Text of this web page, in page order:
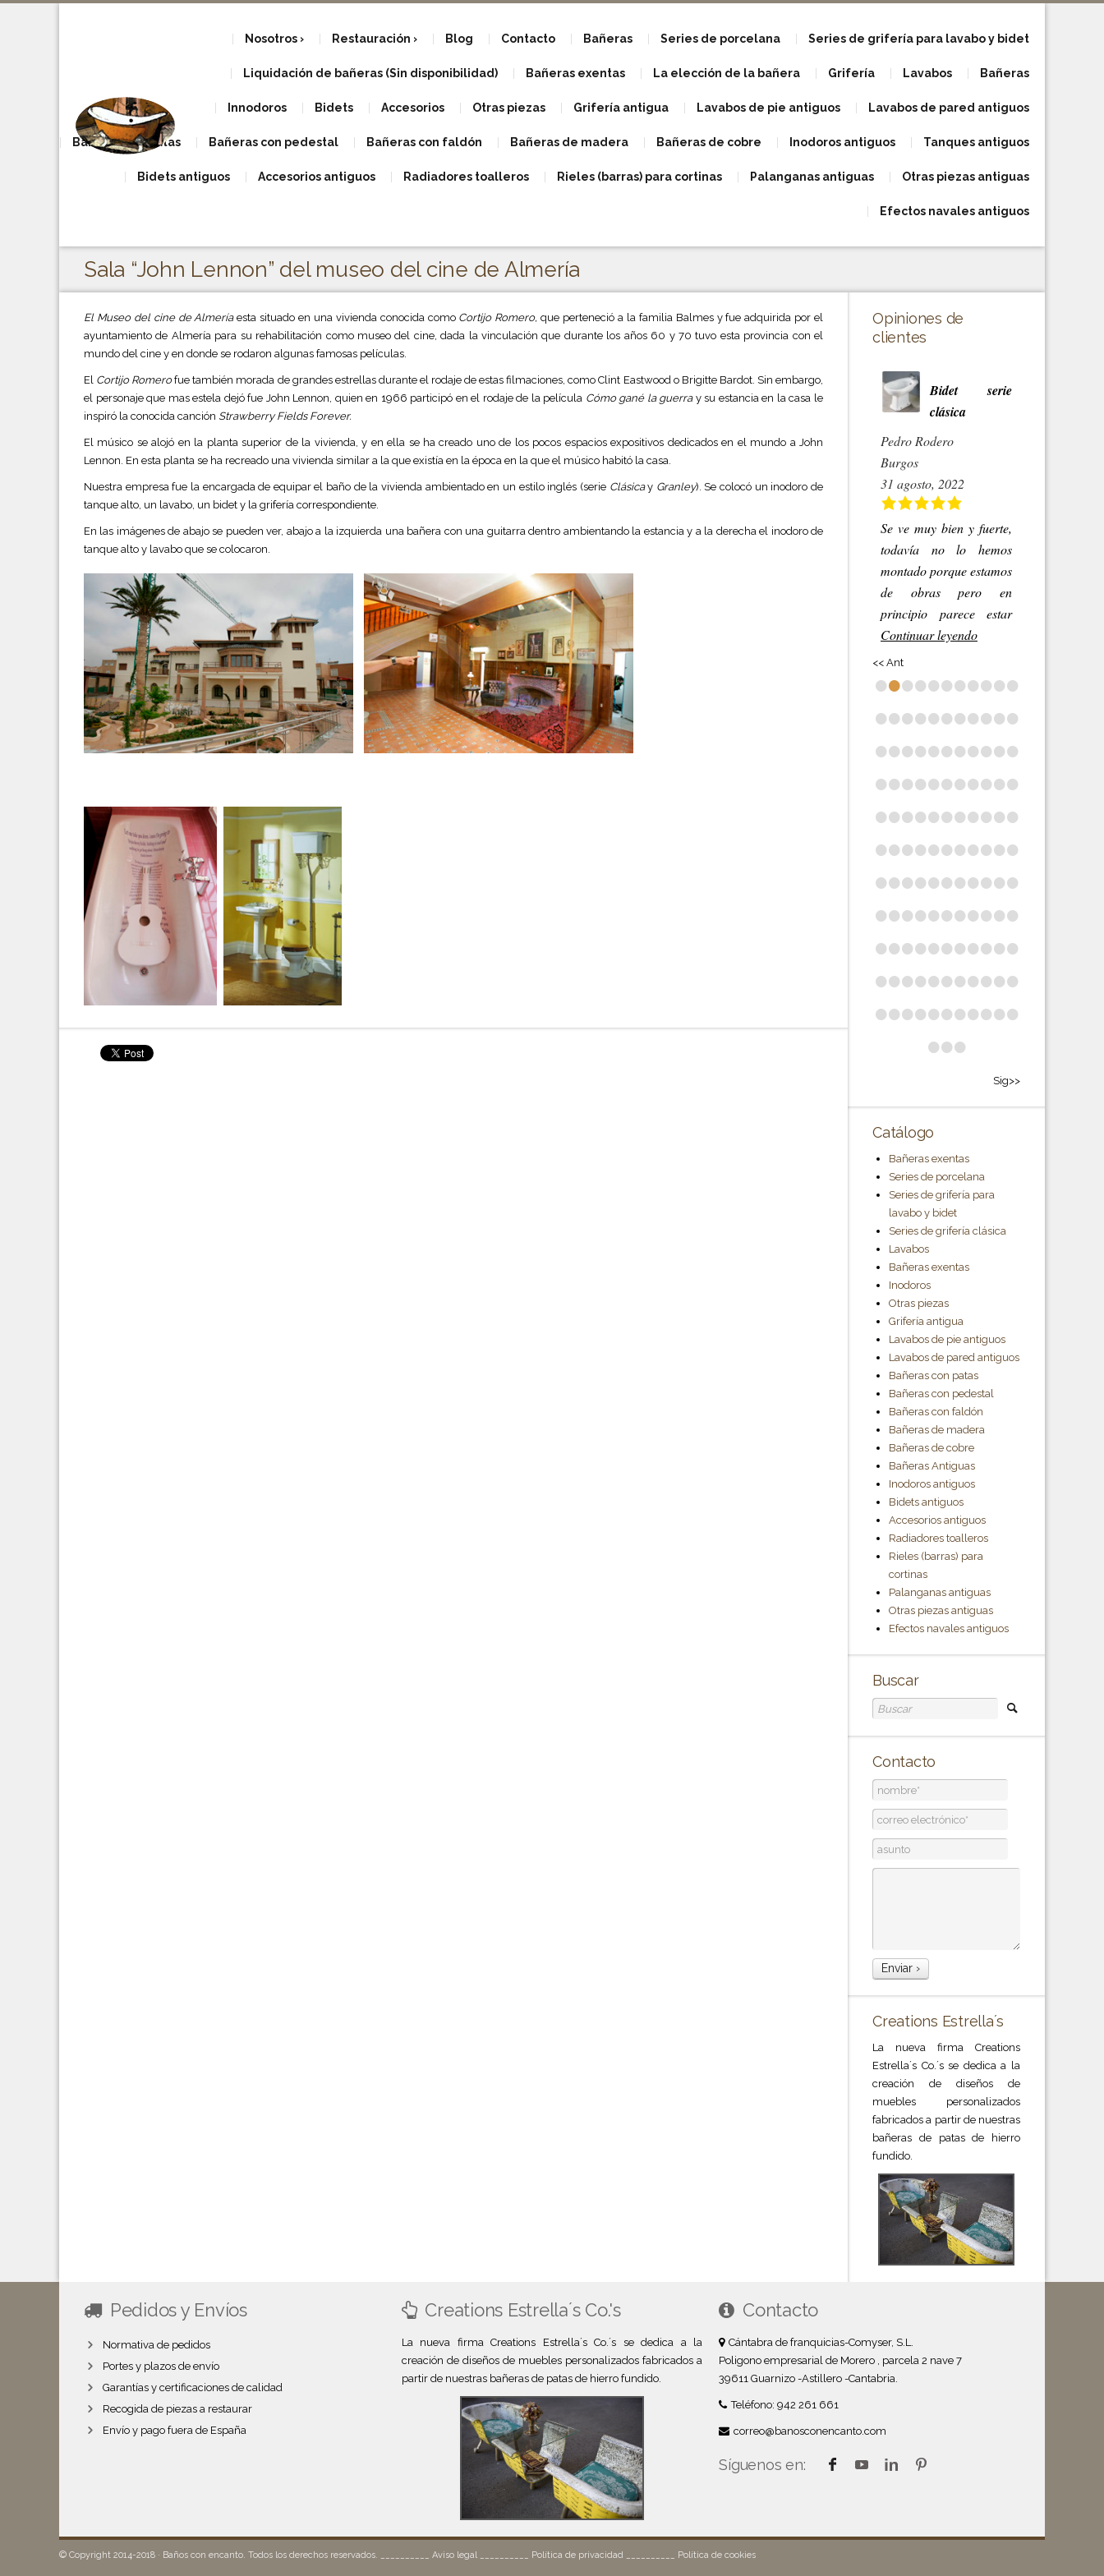
Nosotros Restauración Blog Contacto Bañeras Series de porcelana Series de grifería para lavabo y bidet
Liquidación de bañeras (Sin disponibilidad) Bañeras exentas La elección de la bañera Grifería Lavabos Bañeras
Innodoros Bidets Accesorios Otras piezas Grifería antigua Lavabos de pie antiguos Lavabos de pared antiguos
Bañeras con patas Bañeras con pedestal Bañeras con faldón Bañeras de madera Bañeras de cobre Inodoros antiguos Tanques antiguos
Bidets antiguos Accesorios antiguos Radiadores toalleros Rieles (barras) para cortinas Palanganas antiguas Otras piezas antiguas
Efectos navales antiguos
Sala “John Lennon” del museo del cine de Almería
El Museo del cine de Almeríaesta situado en una vivienda conocida como Cortijo Romero, que perteneció a la familia Balmes y fue adquirida por el
ayuntamiento de Almería para su rehabilitación como museo del cine, dada la vinculación que durante los años 60 y 70 tuvo esta provincia con el
mundo del cine y en donde se rodaron algunas famosas películas.
El Cortijo Romerofue también morada de grandes estrellas durante el rodaje de estas filmaciones, como Clint Eastwood o Brigitte Bardot. Sin embargo,
el personaje que mas estela dejó fue John Lennon, quien en 1966 participó en el rodaje de la película Cómo gané la guerra y su estancia en la casa le
inspiró la conocida canción Strawberry Fields Forever.
El músico se alojó en la planta superior de la vivienda, y en ella se ha creado uno de los pocos espacios expositivos dedicados en el mundo a John
Lennon. En esta planta se ha recreado una vivienda similar a la que existía en la época en la que el músico habitó la casa.
Nuestra empresa fue la encargada de equipar el baño de la vivienda ambientado en un estilo inglés (serie Clásicay Granley). Se colocó un inodoro de
tanque alto, un lavabo, un bidet y la grifería correspondiente.
En las imágenes de abajo se pueden ver, abajo a la izquierda una bañera con una guitarra dentro ambientando la estancia y a la derecha el inodoro de
tanque alto y lavabo que se colocaron.
Opiniones de
clientes
Bidet serie
clásica
Pedro Rodero
Burgos
31 agosto, 2022
Se ve muy bien y fuerte,
todavía no lo hemos
montado porque estamos
de obras pero en
principio parece estar
Continuar leyendo
<< Ant
•••••••••••
•••••••••••
•••••••••••
•••••••••••
•••••••••••
•••••••••••
•••••••••••
•••••••••••
•••••••••••
•••••••••••
•••••••••••
•••
Sig>>
Catálogo
Bañeras exentas
Series de porcelana
Series de grifería para
lavabo y bidet
Series de grifería clásica
Lavabos
Bañeras exentas
Inodoros
Otras piezas
Grifería antigua
Lavabos de pie antiguos
Lavabos de pared antiguos
Bañeras con patas
Bañeras con pedestal
Bañeras con faldón
Bañeras de madera
Bañeras de cobre
Bañeras Antiguas
Inodoros antiguos
Bidets antiguos
Accesorios antiguos
Radiadores toalleros
Rieles (barras) para
cortinas
Palanganas antiguas
Otras piezas antiguas
Efectos navales antiguos
Buscar
Contacto
Creations Estrella´s
La nueva firma Creations
Estrella´s Co.´s se dedica a la
creación de diseños de
muebles personalizados
fabricados a partir de nuestras
bañeras de patas de hierro
fundido.
Pedidos y Envíos
Normativa de pedidos
Portes y plazos de envío
Garantías y certificaciones de calidad
Recogida de piezas a restaurar
Envío y pago fuera de España
Creations Estrella´s Co.'s
La nueva firma Creations Estrella´s Co.´s se dedica a la
creación de diseños de muebles personalizados fabricados a
partir de nuestras bañeras de patas de hierro fundido.
Contacto
Cántabra de franquicias-Comyser, S.L.
Poligono empresarial de Morero , parcela 2 nave 7
39611 Guarnizo -Astillero -Cantabria.
Teléfono: 942 261 661
correo@banosconencanto.com
Síguenos en:
© Copyright 2014-2018 · Baños con encanto. Todos los derechos reservados. __________ Aviso legal Política de privacidad Política de cookies